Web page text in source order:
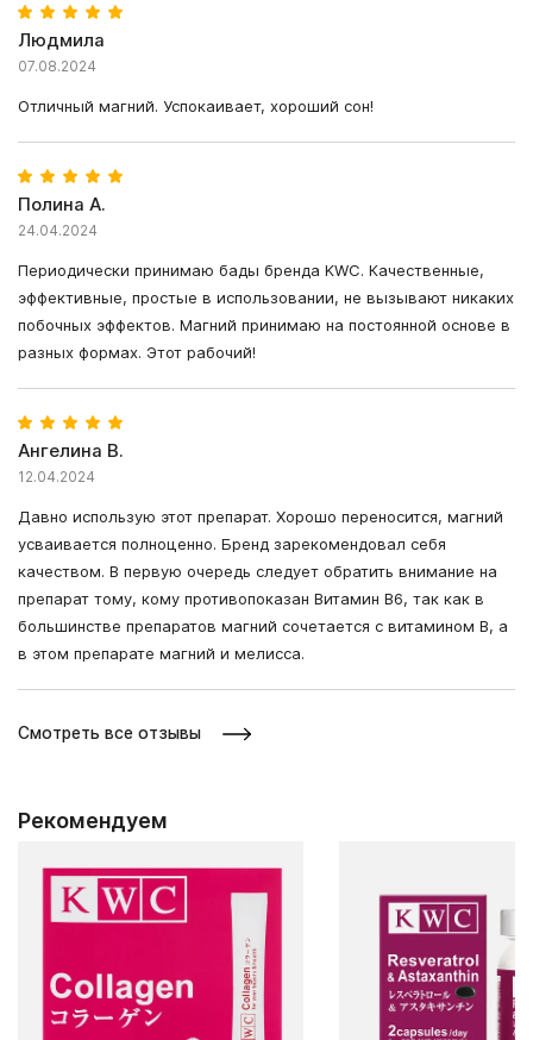
Людмила
07.08.2024
Отличный магний. Успокаивает, хороший сон!
Полина А.
24.04.2024
Периодически принимаю бады бренда KWC. Качественные,
эффективные, простые в использовании, не вызывают никаких
побочных эффектов. Магний принимаю на постоянной основе в
разных формах. Этот рабочий!
Ангелина В.
12.04.2024
Давно использую этот препарат. Хорошо переносится, магний
усваивается полноценно. Бренд зарекомендовал себя
качеством. В первую очередь следует обратить внимание на
препарат тому, кому противопоказан Витамин В6, так как в
большинстве препаратов магний сочетается с витамином В, а
в этом препарате магний и мелисса.
Смотреть все отзывы
Рекомендуем